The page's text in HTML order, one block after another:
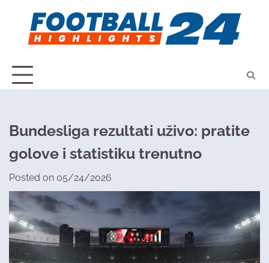
content
Bundesliga rezultati uživo: pratite
golove i statistiku trenutno
Posted on 05/24/2026